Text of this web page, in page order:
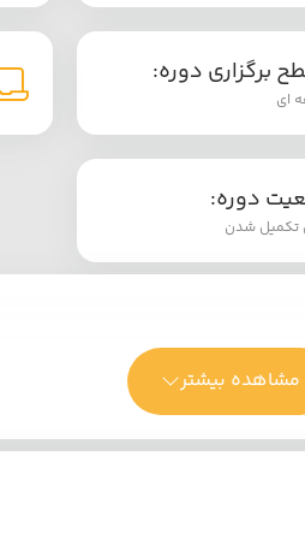
برگزاری دوره:
ای
دوره:
تکمیل شدن
مشاهده بیشتر